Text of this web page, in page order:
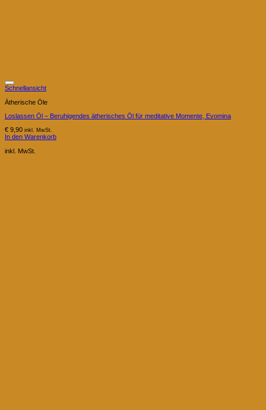
Schnellansicht
Ätherische Öle
Loslassen Öl – Beruhigendes ätherisches Öl für meditative Momente, Evomina
€ 9,90 inkl. MwSt.
In den Warenkorb
inkl. MwSt.